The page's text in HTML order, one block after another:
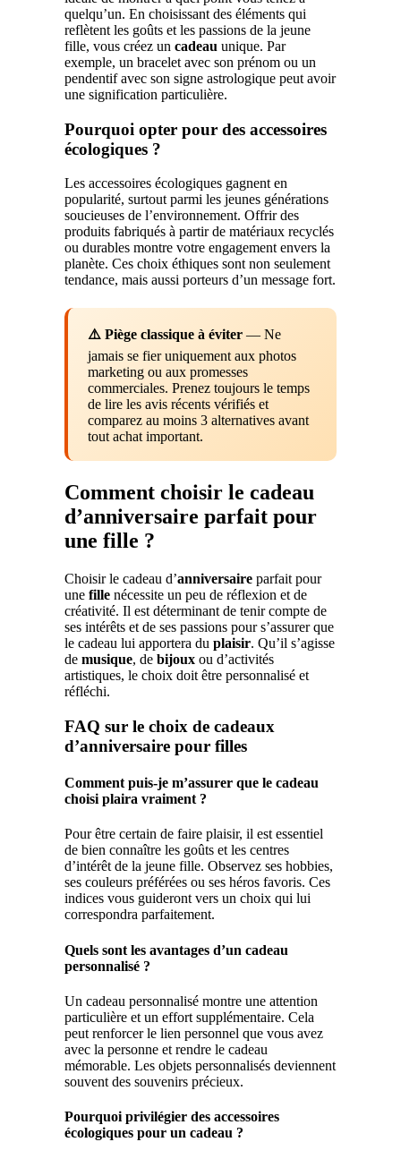
quelqu’un. En choisissant des éléments qui
reflètent les goûts et les passions de la jeune
fille, vous créez un cadeau unique. Par
exemple, un bracelet avec son prénom ou un
pendentif avec son signe astrologique peut avoir
une signification particulière.
Pourquoi opter pour des accessoires
écologiques ?
Les accessoires écologiques gagnent en
popularité, surtout parmi les jeunes générations
soucieuses de l’environnement. Offrir des
produits fabriqués à partir de matériaux recyclés
ou durables montre votre engagement envers la
planète. Ces choix éthiques sont non seulement
tendance, mais aussi porteurs d’un message fort.
⚠️ Piège classique à éviter — Ne
jamais se fier uniquement aux photos
marketing ou aux promesses
commerciales. Prenez toujours le temps
de lire les avis récents vérifiés et
comparez au moins 3 alternatives avant
tout achat important.
Comment choisir le cadeau
d’anniversaire parfait pour
une fille ?
Choisir le cadeau d’anniversaire parfait pour
une fille nécessite un peu de réflexion et de
créativité. Il est déterminant de tenir compte de
ses intérêts et de ses passions pour s’assurer que
le cadeau lui apportera du plaisir. Qu’il s’agisse
de musique, de bijoux ou d’activités
artistiques, le choix doit être personnalisé et
réfléchi.
FAQ sur le choix de cadeaux
d’anniversaire pour filles
Comment puis-je m’assurer que le cadeau
choisi plaira vraiment ?
Pour être certain de faire plaisir, il est essentiel
de bien connaître les goûts et les centres
d’intérêt de la jeune fille. Observez ses hobbies,
ses couleurs préférées ou ses héros favoris. Ces
indices vous guideront vers un choix qui lui
correspondra parfaitement.
Quels sont les avantages d’un cadeau
personnalisé ?
Un cadeau personnalisé montre une attention
particulière et un effort supplémentaire. Cela
peut renforcer le lien personnel que vous avez
avec la personne et rendre le cadeau
mémorable. Les objets personnalisés deviennent
souvent des souvenirs précieux.
Pourquoi privilégier des accessoires
écologiques pour un cadeau ?